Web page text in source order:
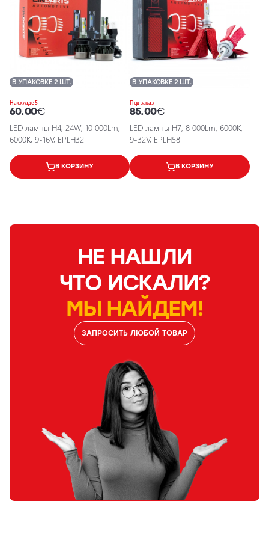
На складе 5
В УПАКОВКЕ 2 ШТ.
60.00€
LED лампы H4, 24W, 10 000Lm,
6000K, 9-16V, EPLH32
В КОРЗИНУ
Под заказ
В УПАКОВКЕ 2 ШТ.
85.00€
LED лампы H7, 8 000Lm, 6000K,
9-32V, EPLH58
В КОРЗИНУ
НЕ НАШЛИ
ЧТО ИСКАЛИ?
МЫ НАЙДЕМ!
ЗАПРОСИТЬ ЛЮБОЙ ТОВАР